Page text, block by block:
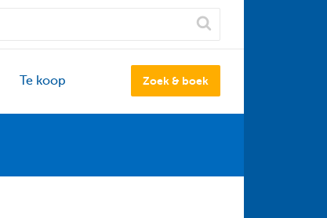
Te koop Zoek & boek